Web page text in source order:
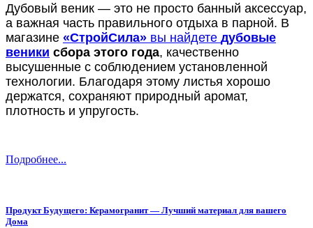
Дубовый веник — это не просто банный аксессуар,
а важная часть правильного отдыха в парной. В
магазине «СтройСила» вы найдете дубовые
веники сбора этого года, качественно
высушенные с соблюдением установленной
технологии. Благодаря этому листья хорошо
держатся, сохраняют природный аромат,
плотность и упругость.
Подробнее...
Продукт Будущего: Керамогранит — Лучший материал для вашего
Дома